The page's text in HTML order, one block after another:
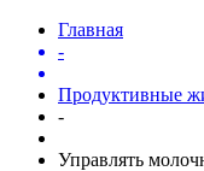
Главная
-
Продуктивные
-
Управлять